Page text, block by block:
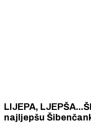
LIJEPA,
najljepšu